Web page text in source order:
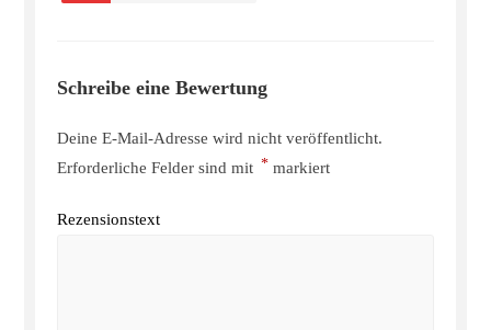
Schreibe eine Bewertung
Deine E-Mail-Adresse wird nicht veröffentlicht.
Erforderliche Felder sind mit * markiert
Rezensionstext